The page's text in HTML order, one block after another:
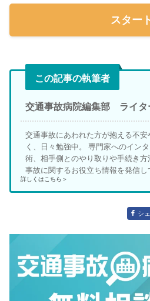
スター
この記事の執筆者
交通事故病院編集部 ライタ
交通事故にあわれた方が抱える不
く、日々勉強中。 専門家へのイン
術、相手側とのやり取りや手続き
事故に関するお役立ち情報を発信し
詳しくはこちら＞
シ